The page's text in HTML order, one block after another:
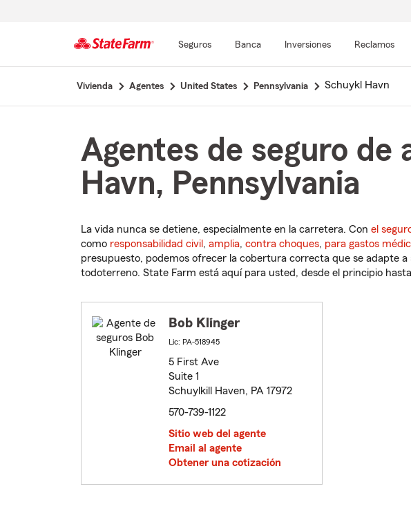
Seguros Banca Inversiones Reclamos
Vivienda Agentes United States Pennsylvania Schuykl Havn
Agentes de seguro de
Havn, Pennsylvania
La vida nunca se detiene, especialmente en la carretera. Con el
como responsabilidad civil , amplia, contra choques, para gastos
presupuesto, podemos ofrecer la cobertura correcta que se adapte
todoterreno. State Farm está aquí para usted, desde el principio
Bob Klinger
Lic: PA-518945
5 First Ave
Suite 1
Schuylkill Haven, PA 17972
570-739-1122
Sitio web del agente
Email al agente
Obtener una cotización